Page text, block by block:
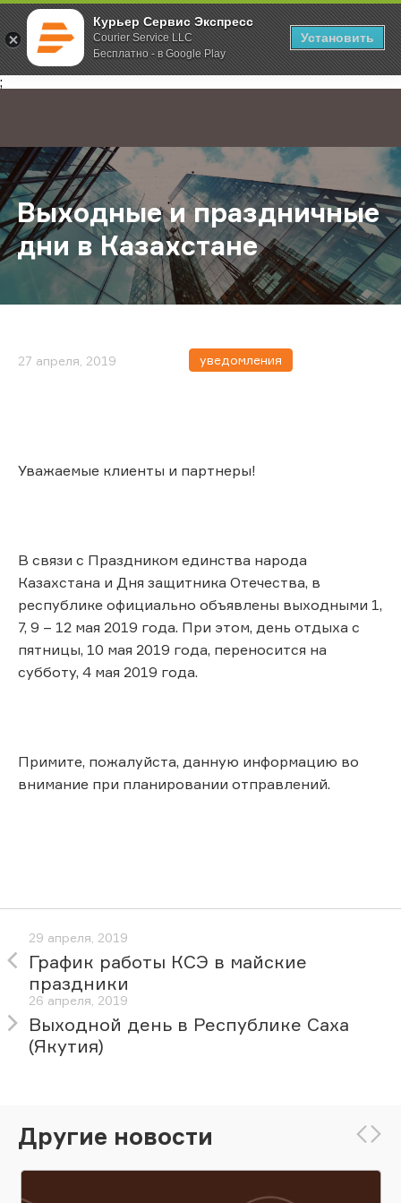
Курьер Сервис Экспресс
Courier Service LLC
Бесплатно - в Google Play
Установить
;
Главная О компании Новости Выходные и праздничные дни в
Выходные и праздничные
дни в Казахстане
27 апреля, 2019 уведомления
Уважаемые клиенты и партнеры!
В связи с Праздником единства народа
Казахстана и Дня защитника Отечества, в
республике официально объявлены выходными 1,
7, 9 – 12 мая 2019 года. При этом, день отдыха с
пятницы, 10 мая 2019 года, переносится на
субботу, 4 мая 2019 года.
Примите, пожалуйста, данную информацию во
внимание при планировании отправлений.
29 апреля, 2019
График работы КСЭ в майские
праздники
26 апреля, 2019
Выходной день в Республике Саха
(Якутия)
Другие новости